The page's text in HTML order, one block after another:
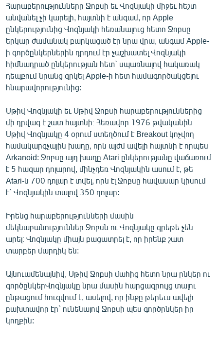
Հարաբերությունները Ջոբսի եւ Վոզնյակի միջեւ հեշտ
անվանել չի կարելի, հայտնի է անգամ, որ Apple
ընկերությունից Վոզնյակի հեռանալուց հետո Ջոբսը
երկար ժամանակ բարկացած էր նրա վրա, անգամ Apple-
ի գործընկերներին դրդում էր չաշխատել Վոզնյակի
հիմնադրած ընկերության հետ` սպառնալով հակառակ
դեպքում նրանց զրկել Apple-ի հետ համագործակցելու
հնարավորությունից:
Սթիվ Վոզնյակի եւ Սթիվ Ջոբսի հարաբերություններից
մի դրվագ է շատ հայտնի։ Հեռավոր 1976 թվականին
Սթիվ Վոզնյակը 4 օրում ստեղծում է Breakout կոչվող
համակարգչային խաղը, որն այժմ ավելի հայտնի է որպես
Arkanoid: Ջոբսը այդ խաղը Atari ընկերությանը վաճառում
է 5 հազար դոլարով, մինչդեռ Վոզնյակին ասում է, թե
Atari-ն 700 դոլար է տվել, որն էլ Ջոբսը հավասար կիսում
է` Վոզնյակին տալով 350 դոլար:
Իրենց հարաբերությունների մասին
մեկնաբանություններ Ջոբսն ու Վոզնյակը գրեթե չեն
արել։ Վոզնյակը միայն բացատրել է, որ իրենք շատ
տարբեր մարդիկ են:
Այնուամենայնիվ, Սթիվ Ջոբսի մահից հետո նրա ընկեր ու
գործընկերՎոզնյակը նրա մասին հարցազրույց տալու
ընթացում հուզվում է, ասելով, որ ինքը թերեւս ավելի
բախտավոր էր` ունենալով Ջոբսի պես գործընկեր իր
կողքին: